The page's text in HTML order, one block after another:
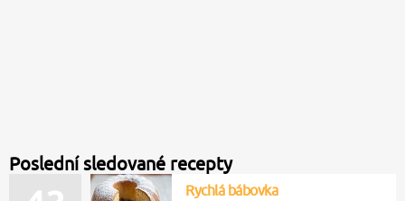
Poslední sledované recepty
Rychlá bábovka